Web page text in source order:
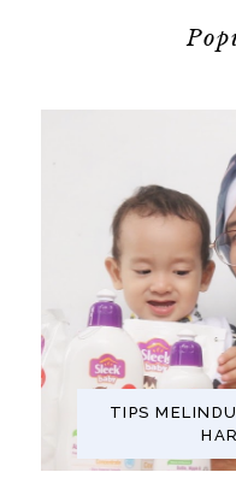
TIPS